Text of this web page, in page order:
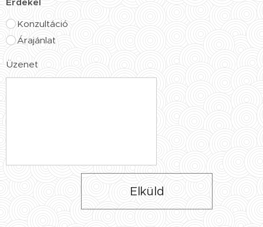
Konzultáció
Árajánlat
Üzenet
Elküld